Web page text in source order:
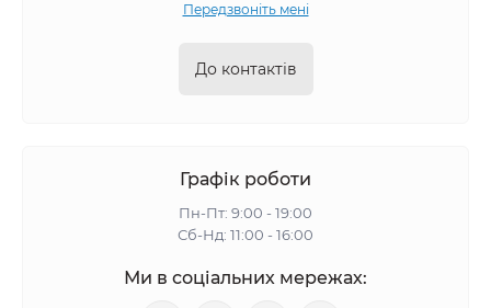
Передзвоніть мені
До контактів
Графік роботи
Пн-Пт: 9:00 - 19:00
Сб-Нд: 11:00 - 16:00
Ми в соціальних мережах: